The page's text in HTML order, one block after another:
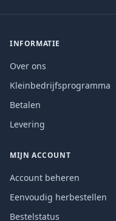
INFORMATIE
Over ons
Kleinbedrijfsprogramma
Betalen
Levering
MIJN ACCOUNT
Account beheren
Eenvoudig herbestellen
Bestelstatus